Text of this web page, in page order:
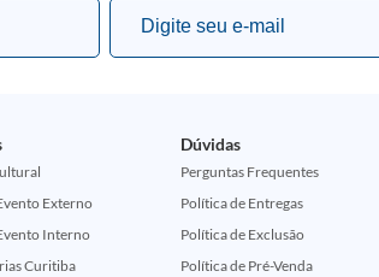
Externo
Interno
Curitiba
Dúvidas
Perguntas Frequentes
Política de Entregas
Política de Exclusão
Política de Pré-Venda